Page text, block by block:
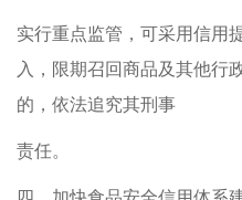
实行重点监管，可采用信用
入，限期召回商品及其他行
的，依法追究其刑事
责任。